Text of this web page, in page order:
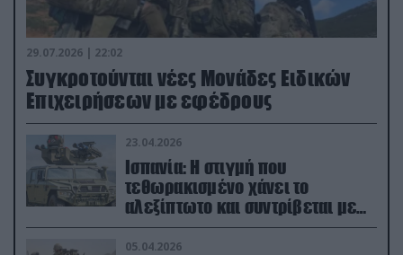
29.07.2026 | 22:02
Συγκροτούνται νέες Μονάδες Ειδικών
Επιχειρήσεων με εφέδρους
23.04.2026
Ισπανία: Η στιγμή που
τεθωρακισμένο χάνει το
αλεξίπτωτο και συντρίβεται με
ορμή στο έδαφος (βίντεο)
05.04.2026